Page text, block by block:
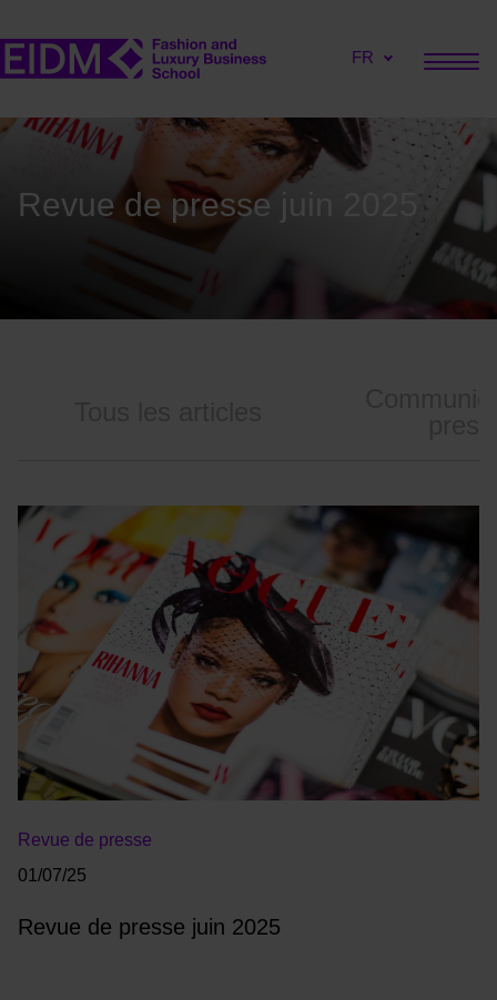
FR
Revue de presse juin 2025
Revue de presse
01/07/25
Revue de presse juin 2025